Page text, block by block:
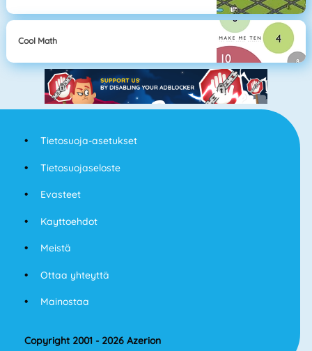
Cool Math
Tietosuoja-asetukset
Tietosuojaseloste
Evasteet
Kayttoehdot
Meistä
Ottaa yhteyttä
Mainostaa
Copyright 2001 - 2026 Azerion